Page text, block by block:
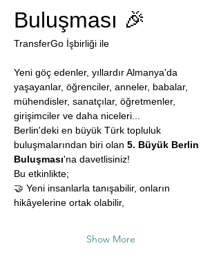
Buluşması 🎉
TransferGo İşbirliği ile
Yeni göç edenler, yıllardır Almanya'da
yaşayanlar, öğrenciler, anneler, babalar,
mühendisler, sanatçılar, öğretmenler,
girişimciler ve daha niceleri...
Berlin'deki en büyük Türk topluluk
buluşmalarından biri olan 5. Büyük Berlin
Buluşması'na davetlisiniz!
Bu etkinlikte;
🤝 Yeni insanlarla tanışabilir, onların
hikâyelerine ortak olabilir,
Show More